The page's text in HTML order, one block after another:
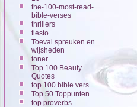
the-100-most-read-
bible-verses
thrillers
tiesto
Toeval spreuken en
wijsheden
toner
Top 100 Beauty
Quotes
top 100 bible vers
Top 50 Toppunten
top proverbs